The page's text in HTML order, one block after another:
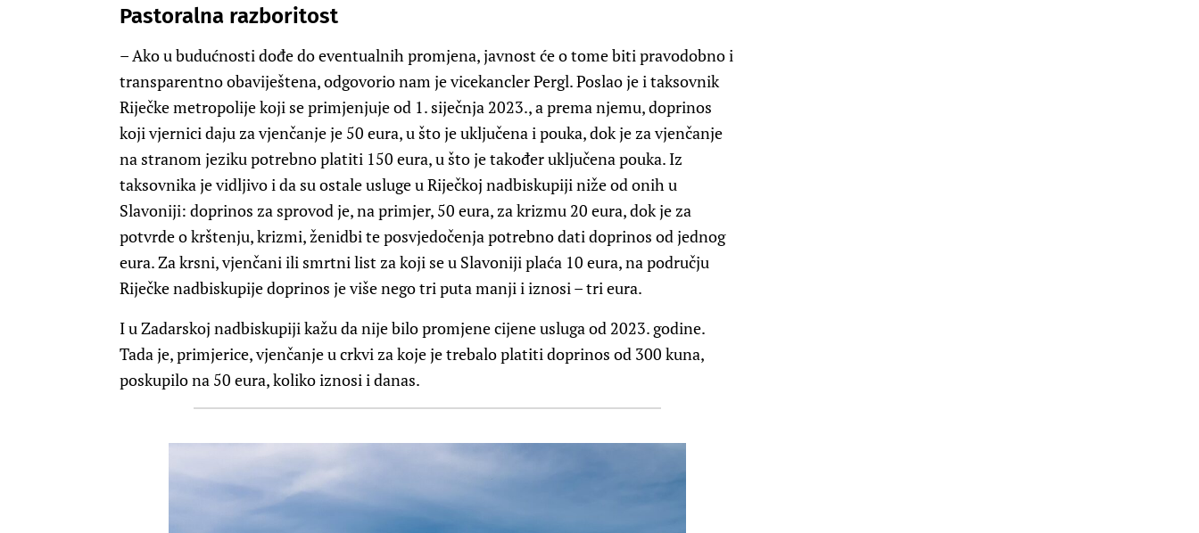
Pastoralna razboritost
– Ako u budućnosti dođe do eventualnih promjena, javnost će o tome biti pravodobno i
transparentno obaviještena, odgovorio nam je vicekancler Pergl. Poslao je i taksovnik
Riječke metropolije koji se primjenjuje od 1. siječnja 2023., a prema njemu, doprinos
koji vjernici daju za vjenčanje je 50 eura, u što je uključena i pouka, dok je za vjenčanje
na stranom jeziku potrebno platiti 150 eura, u što je također uključena pouka. Iz
taksovnika je vidljivo i da su ostale usluge u Riječkoj nadbiskupiji niže od onih u
Slavoniji: doprinos za sprovod je, na primjer, 50 eura, za krizmu 20 eura, dok je za
potvrde o krštenju, krizmi, ženidbi te posvjedočenja potrebno dati doprinos od jednog
eura. Za krsni, vjenčani ili smrtni list za koji se u Slavoniji plaća 10 eura, na području
Riječke nadbiskupije doprinos je više nego tri puta manji i iznosi – tri eura.
I u Zadarskoj nadbiskupiji kažu da nije bilo promjene cijene usluga od 2023. godine.
Tada je, primjerice, vjenčanje u crkvi za koje je trebalo platiti doprinos od 300 kuna,
poskupilo na 50 eura, koliko iznosi i danas.